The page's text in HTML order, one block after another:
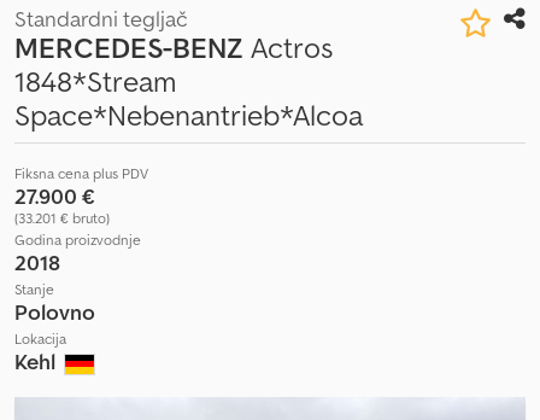
Standardni tegljač
MERCEDES-BENZ Actros
1848*Stream
Space*Nebenantrieb*Alcoa
Fiksna cena plus PDV
27.900 €
(33.201 € bruto)
Godina proizvodnje
2018
Stanje
Polovno
Lokacija
Kehl